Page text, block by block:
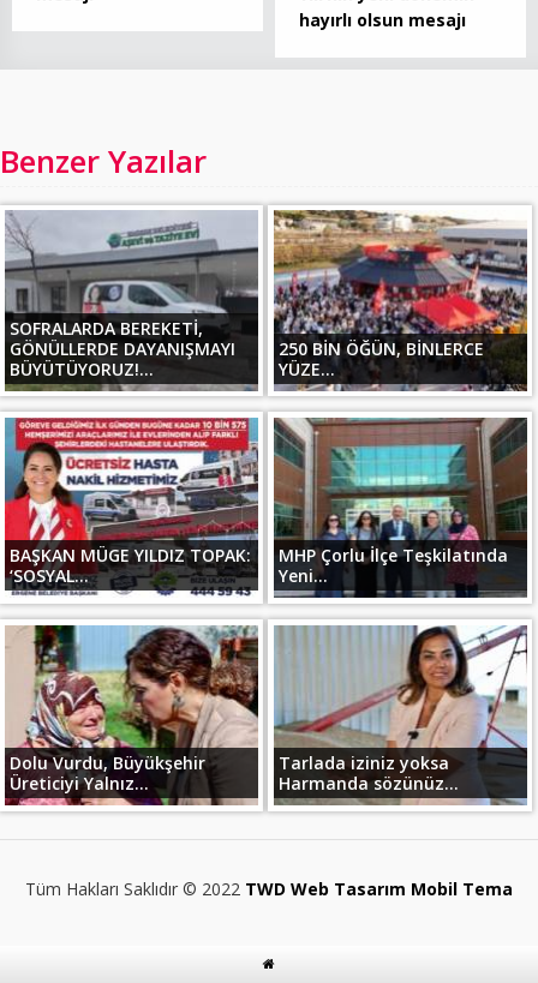
hayırlı olsun mesajı
Benzer Yazılar
SOFRALARDA BEREKETİ,
GÖNÜLLERDE DAYANIŞMAYI
BÜYÜTÜYORUZ!...
250 BİN ÖĞÜN, BİNLERCE
YÜZE...
BAŞKAN MÜGE YILDIZ TOPAK:
‘SOSYAL...
MHP Çorlu İlçe Teşkilatında
Yeni...
Dolu Vurdu, Büyükşehir
Üreticiyi Yalnız...
Tarlada iziniz yoksa
Harmanda sözünüz...
Tüm Hakları Saklıdır © 2022 TWD Web Tasarım Mobil Tema